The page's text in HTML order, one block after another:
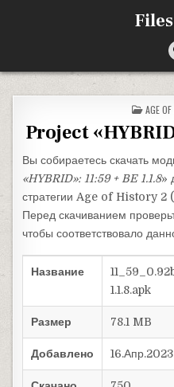
AGE
Project
Вы собираетесь скачать
«HYBRID»: 11:59 + BE 1.1.8»
стратегии Age of History
Перед скачиванием
чтобы соответствовало
Название
1.1.8.apk
Размер 78.1 MB
Добавлено 16.Апр.2023